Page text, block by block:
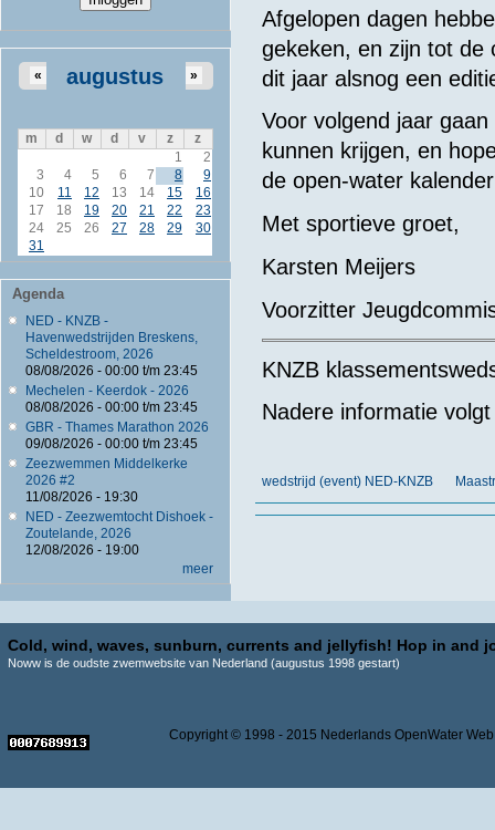
augustus
« »
m d w d v z
z
1
2
3
4 5 6 7 8
9
10
11 12 13 14 15
16
17
18 19 20 21 22
23
24
25 26 27 28 29
30
31
Agenda
NED - KNZB -
Havenwedstrijden Breskens,
Scheldestroom, 2026
08/08/2026 - 00:00t/m 23:45
Mechelen - Keerdok - 2026
08/08/2026 - 00:00t/m 23:45
GBR - Thames Marathon 2026
09/08/2026 - 00:00t/m 23:45
Zeezwemmen Middelkerke
2026 #2
11/08/2026 - 19:30
NED - Zeezwemtocht Dishoek -
Zoutelande, 2026
12/08/2026 - 19:00
meer
Afgelopen dagen
gekeken, en zijn tot de
dit jaar alsnog een
Voor volgend jaar
kunnen krijgen, en
de open-water
Met sportieve groet,
Karsten Meijers
Voorzitter
KNZB
Nadere informatie
wedstrijd (event) NED-KNZB
Cold, wind, waves, sunburn, currents and jellyfish! Hop in and
Noww is de oudste zwemwebsite van Nederland (augustus 1998 gestart)
Copyright © 1998 - 2015 Nederlands OpenWater